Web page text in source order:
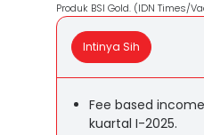
Produk BSI Gold. (IDN Times/
Intinya Sih
Fee based
kuartal I-2025.